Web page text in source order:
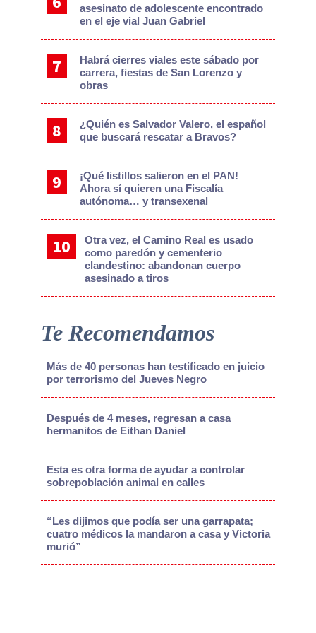
asesinato de adolescente encontrado
en el eje vial Juan Gabriel
Habrá cierres viales este sábado por
carrera, fiestas de San Lorenzo y
obras
¿Quién es Salvador Valero, el español
que buscará rescatar a Bravos?
¡Qué listillos salieron en el PAN!
Ahora sí quieren una Fiscalía
autónoma… y transexenal
Otra vez, el Camino Real es usado
como paredón y cementerio
clandestino: abandonan cuerpo
asesinado a tiros
Te Recomendamos
Más de 40 personas han testificado en juicio
por terrorismo del Jueves Negro
Después de 4 meses, regresan a casa
hermanitos de Eithan Daniel
Esta es otra forma de ayudar a controlar
sobrepoblación animal en calles
“Les dijimos que podía ser una garrapata;
cuatro médicos la mandaron a casa y Victoria
murió”